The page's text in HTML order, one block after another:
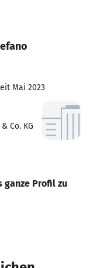
Mai 2023
Co. KG
ganze Profil zu